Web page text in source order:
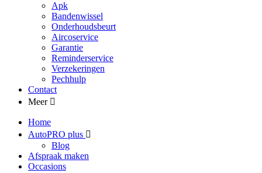
Apk
Bandenwissel
Onderhoudsbeurt
Aircoservice
Garantie
Reminderservice
Verzekeringen
Pechhulp
Contact
Meer
Home
AutoPRO plus
Blog
Afspraak maken
Occasions